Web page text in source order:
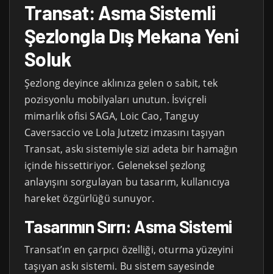
Transat: Asma Sistemli
Şezlongla Dış Mekana Yeni
Soluk
Şezlong deyince aklınıza gelen o sabit, tek
pozisyonlu mobilyaları unutun. İsviçreli
mimarlık ofisi SAGA, Loic Cao, Tanguy
Caversaccio ve Lola Jutzetz imzasını taşıyan
Transat, askı sistemiyle sizi adeta bir hamağın
içinde hissettiriyor. Geleneksel şezlong
anlayışını sorgulayan bu tasarım, kullanıcıya
hareket özgürlüğü sunuyor.
Tasarımın Sırrı: Asma Sistemi
Transat’ın en çarpıcı özelliği, oturma yüzeyini
taşıyan askı sistemi. Bu sistem sayesinde